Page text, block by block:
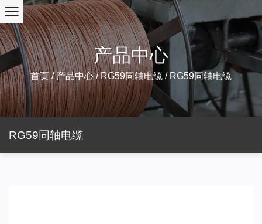
产品中心
首页/产品中心/RG59同轴电缆 / RG59同轴电缆
RG59同轴电缆